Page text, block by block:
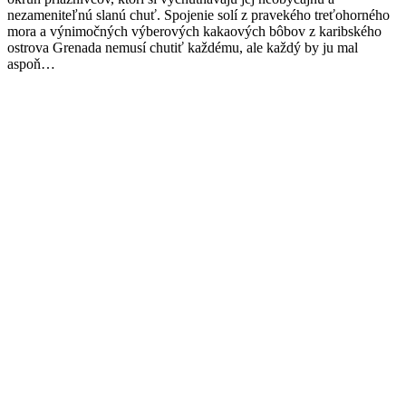
nezameniteľnú slanú chuť. Spojenie solí z pravekého treťohorného
mora a výnimočných výberových kakaových bôbov z karibského
ostrova Grenada nemusí chutiť každému, ale každý by ju mal
aspoň…